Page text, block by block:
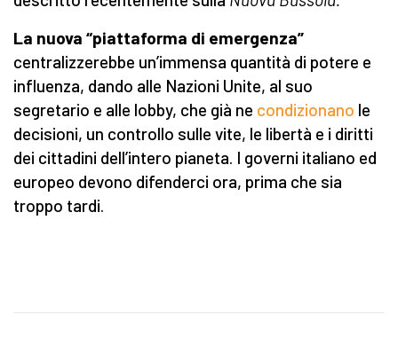
La nuova “piattaforma di emergenza”
centralizzerebbe un’immensa quantità di potere e
influenza, dando alle Nazioni Unite, al suo
segretario e alle lobby, che già ne condizionano le
decisioni, un controllo sulle vite, le libertà e i diritti
dei cittadini dell’intero pianeta. I governi italiano ed
europeo devono difenderci ora, prima che sia
troppo tardi.